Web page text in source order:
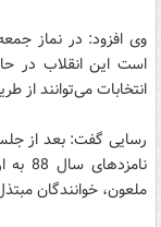
است این انقلاب در
انتخابات می‌توانند از
رسایی گفت: بعد از
ملعون، خوانندگان